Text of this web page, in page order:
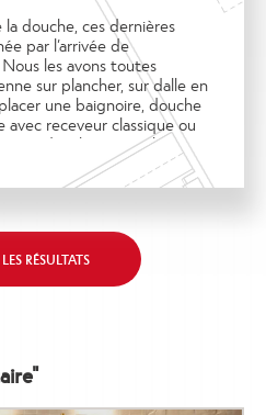
la douche, ces dernières
par l’arrivée de
les avons toutes
sur plancher, sur dalle en
une baignoire, douche
receveur classique ou
douche avec cabine
Réduite). On s’est mouillés !
RÉSULTATS